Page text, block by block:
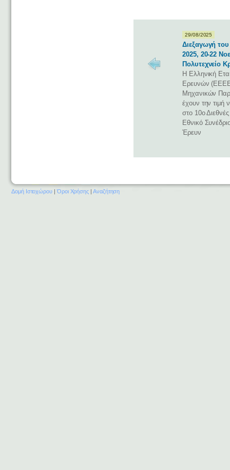
29/08/2025
Διεξαγωγή
2025, 20-22
Πολυτεχνείο
Η Ελληνική
Ερευνών
Μηχανικών
έχουν την
στο 10ο
Εθνικό
Έρευν
Δομή Ιστοχώρου |Όροι Χρήσης Αναζήτηση